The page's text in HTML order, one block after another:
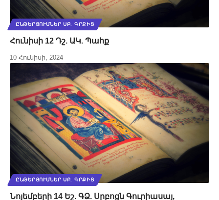
ԸՆԹԵՐՑՈՒՄՆԵՐ ՍԲ. ԳՐՔԻՑ
Հունիսի 12 Դշ. ԱԿ. Պահք
10 Հունիսի, 2024
ԸՆԹԵՐՑՈՒՄՆԵՐ ՍԲ. ԳՐՔԻՑ
Նոյեմբերի 14 Եշ. ԳՁ. Սրբոցն Գուրիասայ,